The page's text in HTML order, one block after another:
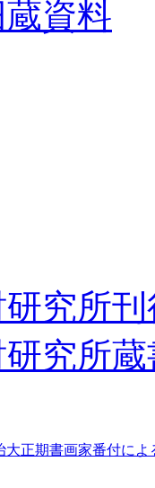
資料
究所
究所
正期書画家番付によ